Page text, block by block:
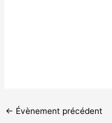
← Évènement précédent